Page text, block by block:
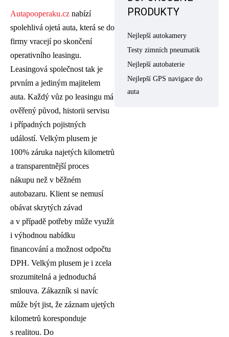
Autapooperaku.cz nabízí
spolehlivá ojetá auta, která se do
firmy vracejí po skončení
operativního leasingu.
Leasingová společnost tak je
prvním a jediným majitelem
auta. Každý vůz po leasingu má
ověřený původ, historii servisu
i případných pojistných
událostí. Velkým plusem je
100% záruka najetých kilometrů
a transparentnější proces
nákupu než v běžném
autobazaru. Klient se nemusí
obávat skrytých závad
a v případě potřeby může využít
i výhodnou nabídku
financování a možnost odpočtu
DPH. Velkým plusem je i zcela
srozumitelná a jednoduchá
smlouva. Zákazník si navíc
může být jist, že záznam ujetých
kilometrů koresponduje
s realitou. Do
PRODUKTY
Nejlepší autokamery
Testy zimních pneumatik
Nejlepší autobaterie
Nejlepší GPS navigace do
auta